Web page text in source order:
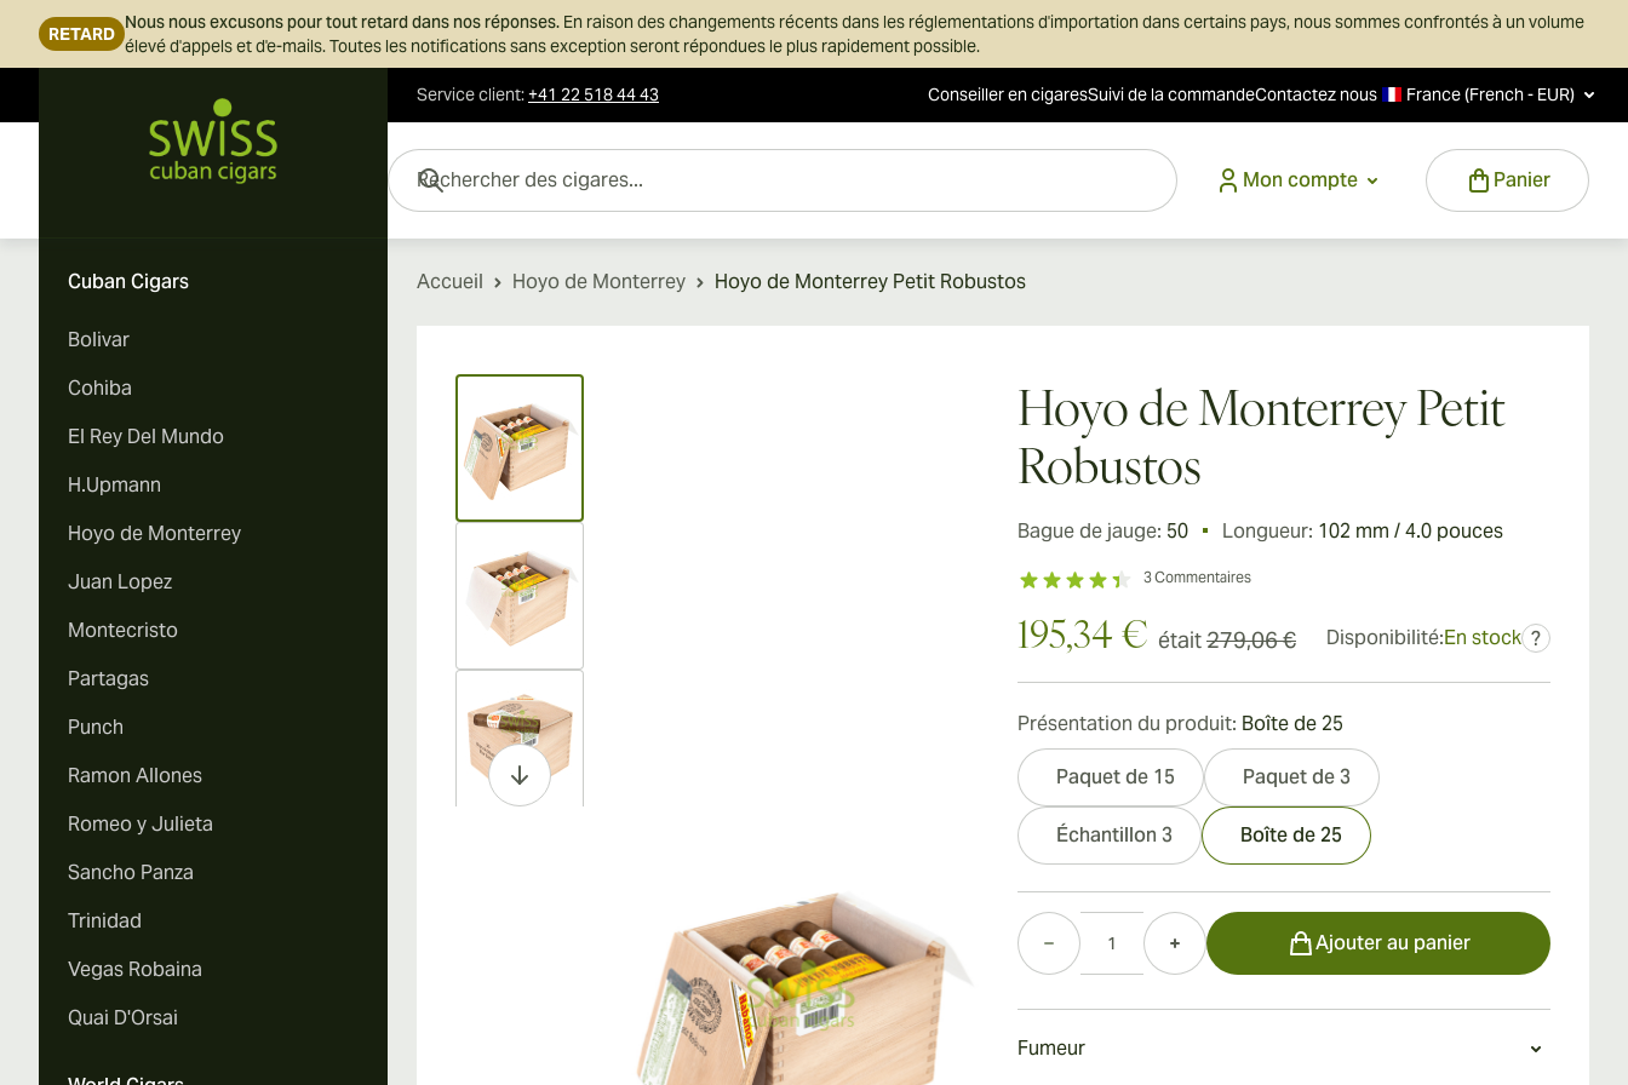
RETARD
Nous nous excusons pour tout retard dans nos réponses. En raison des changements récents dans les réglementations d'importation dans certains pays, nous sommes confrontés à un volume
élevé d'appels et d'e-mails. Toutes les notifications sans exception seront répondues le plus rapidement possible.
Service client:+41 22 518 44 43 Conseiller en cigaresSuivi de la commandeContactez nous France (French - EUR)
Mon compte
Panier
Rechercher des cigares...
Cuban Cigars
Bolivar
Cohiba
El Rey Del Mundo
H.Upmann
Hoyo de Monterrey
Juan Lopez
Montecristo
Partagas
Punch
Ramon Allones
Romeo y Julieta
Sancho Panza
Trinidad
Vegas Robaina
Quai D'Orsai
Accueil Hoyo de Monterrey Hoyo de Monterrey Petit Robustos
View larger image
View larger image
Hoyo de Monterrey Petit
Robustos
Bague de jauge: 50 Longueur: 102 mm / 4.0 pouces
3Commentaires
195,34 € était279,06 € Disponibilité:En stock ?
Présentation du produit: Boîte de 25
Paquet de 15 Paquet de 3
Échantillon 3 Boîte de 25
Quantité
Ajouter au panier
Fumeur